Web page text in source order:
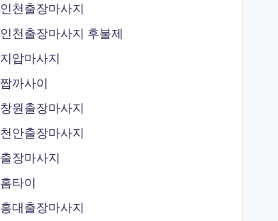
인천출장마사지
인천출장마사지 후불제
지압마사지
짭까사이
창원출장마사지
천안출장마사지
출장마사지
홈타이
홍대출장마사지